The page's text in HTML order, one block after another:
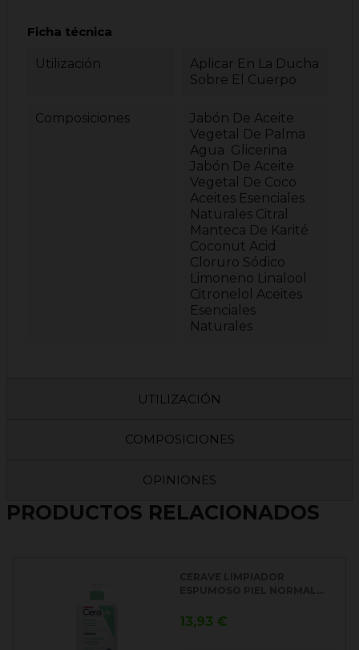
Ficha técnica
Utilización
Aplicar En La Ducha
Sobre El Cuerpo
Composiciones
Jabón De Aceite
Vegetal De Palma
Agua Glicerina
Jabón De Aceite
Vegetal De Coco
Aceites Esenciales
Naturales Citral
Manteca De Karité
Coconut Acid
Cloruro Sódico
Limoneno Linalool
Citronelol Aceites
Esenciales
Naturales
UTILIZACIÓN
COMPOSICIONES
OPINIONES
PRODUCTOS RELACIONADOS
Precio
13,93 €